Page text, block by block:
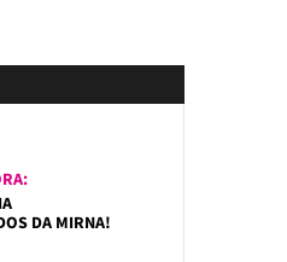
DA MIRNA!